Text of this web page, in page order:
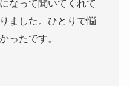
なって聞いてくれて
ました。ひとりで悩
ったです。